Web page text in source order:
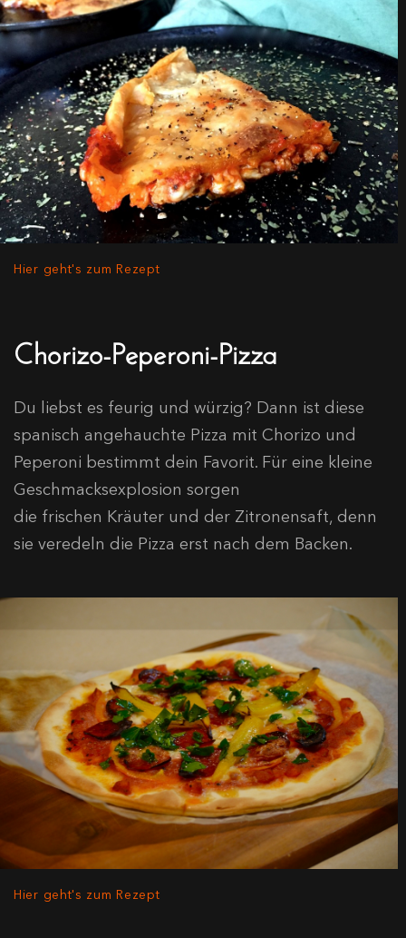
Hier geht's zum Rezept
Chorizo-Peperoni-Pizza
Du liebst es feurig und würzig? Dann ist diese
spanisch angehauchte Pizza mit Chorizo und
Peperoni bestimmt dein Favorit. Für eine kleine
Geschmacksexplosion sorgen
die frischen Kräuter und der Zitronensaft, denn
sie veredeln die Pizza erst nach dem Backen.
Hier geht's zum Rezept